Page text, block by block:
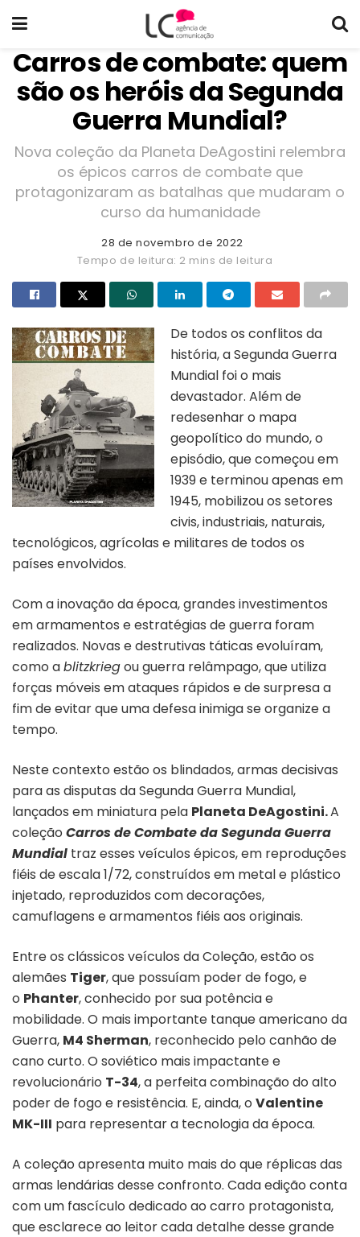
Carros de combate: quem
são os heróis da Segunda
Guerra Mundial?
Nova coleção da Planeta DeAgostini relembra
os épicos carros de combate que
protagonizaram as batalhas que mudaram o
curso da humanidade
28 de novembro de 2022
Tempo de leitura: 2 mins de leitura
De todos os conflitos da
história, a Segunda Guerra
Mundial foi o mais
devastador. Além de
redesenhar o mapa
geopolítico do mundo, o
episódio, que começou em
1939 e terminou apenas em
1945, mobilizou os setores
civis, industriais, naturais,
tecnológicos, agrícolas e militares de todos os
países envolvidos.
Com a inovação da época, grandes investimentos
em armamentos e estratégias de guerra foram
realizados. Novas e destrutivas táticas evoluíram,
como ablitzkriegou guerra relâmpago, que utiliza
forças móveis em ataques rápidos e de surpresa a
fim de evitar que uma defesa inimiga se organize a
tempo.
Neste contexto estão os blindados, armas decisivas
para as disputas da Segunda Guerra Mundial,
lançados em miniatura pela Planeta DeAgostini.A
coleção Carros de Combate da Segunda Guerra
Mundial traz esses veículos épicos, em reproduções
fiéis de escala 1/72, construídos em metal e plástico
injetado, reproduzidos com decorações,
camuflagens e armamentos fiéis aos originais.
Entre os clássicos veículos da Coleção, estão os
alemães Tiger, que possuíam poder de fogo, e
o Phanter, conhecido por sua potência e
mobilidade. O mais importante tanque americano da
Guerra, M4 Sherman, reconhecido pelo canhão de
cano curto. O soviético mais impactante e
revolucionário T-34, a perfeita combinação do alto
poder de fogo e resistência. E, ainda, o Valentine
MK-III para representar a tecnologia da época.
A coleção apresenta muito mais do que réplicas das
armas lendárias desse confronto. Cada edição conta
com um fascículo dedicado ao carro protagonista,
que esclarece ao leitor cada detalhe desse grande